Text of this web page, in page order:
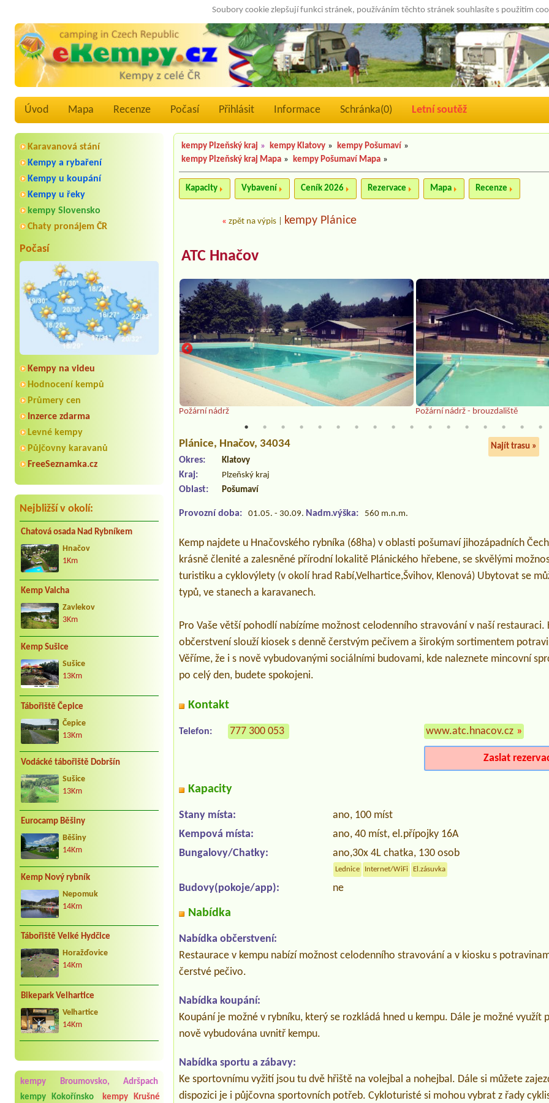
Soubory cookie zlepšují funkci stránek, používáním těchto stránek souhlasíte s použitím
Úvod Mapa Recenze Počasí Přihlásit Informace Schránka(0) Letní soutěž
Karavanová stání
Kempy a rybaření
Kempy u koupání
Kempy u řeky
kempy Slovensko
Chaty pronájem ČR
Počasí
Kempy na videu
Hodnocení kempů
Průmery cen
Inzerce zdarma
Levné kempy
Půjčovny karavanů
FreeSeznamka.cz
Nejbližší v okolí:
Chatová osada Nad Rybníkem
Hnačov
1Km
Kemp Valcha
Zavlekov
3Km
Kemp Sušice
Sušice
13Km
Tábořiště Čepice
Čepice
13Km
Vodácké tábořiště Dobršín
Sušice
13Km
Eurocamp Běšiny
Běšiny
14Km
Kemp Nový rybník
Nepomuk
14Km
Tábořiště Velké Hydčice
Horažďovice
14Km
Bikepark Velhartice
Velhartice
14Km
kempy Broumovsko, Adršpach
kempy Kokořínsko
kempy Krušné
kempy Plzeňský kraj » kempy Klatovy » kempy Pošumaví »
kempy Plzeňský kraj Mapa » kempy Pošumaví Mapa »
Kapacity Vybavení Ceník 2026 Rezervace Mapa Recenze
«zpět na výpis kempy Plánice
ATC Hnačov
Požární nádrž Požární nádrž - brouzdaliště
Plánice, Hnačov, 34034 Najít trasu »
Okres: Klatovy
Kraj: Plzeňský kraj
Oblast: Pošumaví
Provozní doba: 01.05. - 30.09. Nadm.výška: 560 m.n.m.
Kemp najdete u Hnačovského rybníka (68ha) v oblasti pošumaví jihozápadních
krásně členité a zalesněné přírodní lokalitě Plánického hřebene, se skvělými
turistiku a cyklovýlety (v okolí hrad Rabí,Velhartice,Švihov, Klenová) Ubytovat se
typů, ve stanech a karavanech.
Pro Vaše větší pohodlí nabízíme možnost celodenního stravování v naší restauraci.
občerstvení slouží kiosek s denně čerstvým pečivem a širokým sortimentem
Věříme, že i s nově vybudovanými sociálními budovami, kde naleznete mincovní
po celý den, budete spokojeni.
Kontakt
Telefon: 777 300 053 www.atc.hnacov.cz »
Zaslat
Kapacity
Stany místa:
ano, 100 míst
Kempová místa:
ano, 40 míst, el.přípojky 16A
Bungalovy/Chatky:
ano,30x 4L chatka, 130 osob
Lednice Internet/WiFi El.zásuvka
Budovy(pokoje/app): ne
Nabídka
Nabídka občerstvení:
Restaurace v kempu nabízí možnost celodenního stravování a v kiosku s
čerstvé pečivo.
Nabídka koupání:
Koupání je možné v rybníku, který se rozkládá hned u kempu. Dále je možné využít
nově vybudována uvnitř kempu.
Nabídka sportu a zábavy:
Ke sportovnímu vyžití jsou tu dvě hřiště na volejbal a nohejbal. Dále si můžete
dispozici je i půjčovna sportovních potřeb. Cykloturisté si mohou vybrat z řady